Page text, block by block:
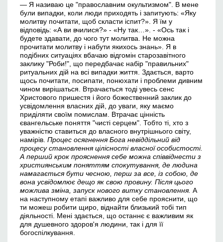
— Я називаю це "православним окультизмом". В мене
були випадки, коли люди приходять і запитують: «Яку
молитву почитати, щоб скласти іспит?». Я їм у
відповідь: «А ви вчилися?» - «Ну так…». - «Ось так і
будете здавати, до чого тут молитва. Не можна
прочитати молитву і набути якихось знань». Я в
подібних ситуаціях вбачаю відгомін старозавітного
заклику "Роби!", що передбачає набір "правильних"
ритуальних дій на всі випадки життя. Здається, варто
щось почитати, посипати, понюхати і проблеми дивним
чином вирішаться. Втрачається тоді увесь сенс
Христового пришестя і його божественний заклик до
усвідомлення власних дій, до уваги, яку маємо
приділяти своїм помислам. Втрачає цінність
євангельське поняття "чисті серцем". Тобто ті, хто з
уважністю ставиться до власного внутрішнього світу,
намірів. Процес осягнення Бога невіддільний від
процесу становлення цілісності власної особистості.
А перший крок прояснення себе можна співвіднести з
християнським поняттям спокутування, де людина
намагається бути чесною, перш за все, із собою, де
вона усвідомлює дещо як свою провину. Після цього
можлива зміна, запуск нового витку становлення. А
на наступному етапі важливо для себе прояснити, що
ти можеш робити щиро, віднайти близький тобі тип
діяльності. Мені здається, що останнє є важливим як
для душевного здоров'я людини, так і для її
богоспілкування.